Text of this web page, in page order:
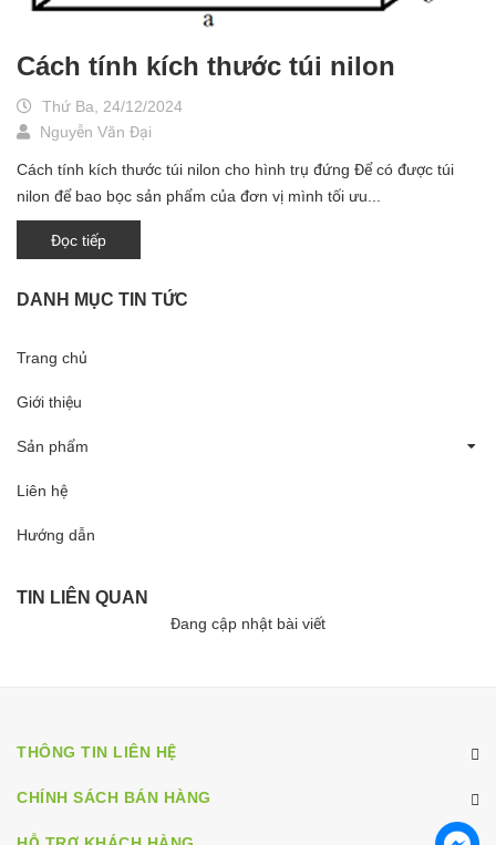
DANH MỤC TIN TỨC
Trang chủ
Giới thiệu
Sản phẩm
Liên hệ
Hướng dẫn
TIN LIÊN QUAN
Đang cập nhật bài viết
Cách tính kích thước túi nilon
Thứ Ba, 24/12/2024
Nguyễn Văn Đại
Cách tính kích thước túi nilon cho hình trụ đứng Để có được túi
nilon để bao bọc sản phẩm của đơn vị mình tối ưu...
Đọc tiếp
THÔNG TIN LIÊN HỆ
CHÍNH SÁCH BÁN HÀNG